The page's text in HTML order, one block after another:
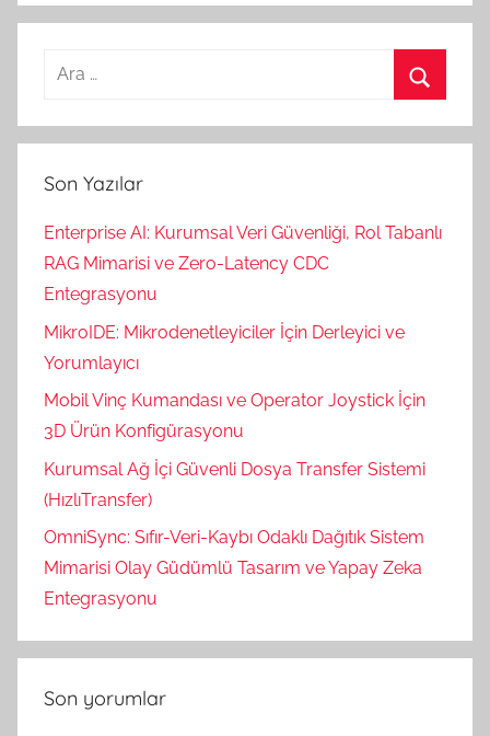
Arama:
Son Yazılar
Enterprise AI: Kurumsal Veri Güvenliği, Rol Tabanlı
RAG Mimarisi ve Zero-Latency CDC
Entegrasyonu
MikroIDE: Mikrodenetleyiciler İçin Derleyici ve
Yorumlayıcı
Mobil Vinç Kumandası ve Operator Joystick İçin
3D Ürün Konfigürasyonu
Kurumsal Ağ İçi Güvenli Dosya Transfer Sistemi
(HızlıTransfer)
OmniSync: Sıfır-Veri-Kaybı Odaklı Dağıtık Sistem
Mimarisi Olay Güdümlü Tasarım ve Yapay Zeka
Entegrasyonu
Son yorumlar